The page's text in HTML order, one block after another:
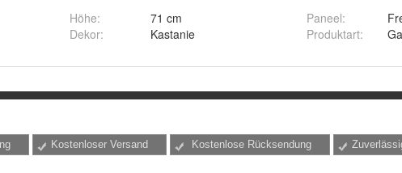
Höhe:
71 cm
Dekor: Kastanie
Paneel:
Produktart: